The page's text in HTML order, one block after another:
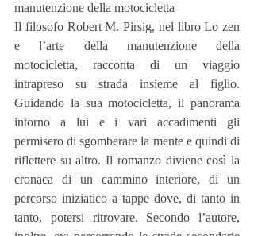
manutenzione della motocicletta
Il filosofo Robert M. Pirsig, nel libro Lo zen
e l’arte della manutenzione della
motocicletta, racconta di un viaggio
intrapreso su strada insieme al figlio.
Guidando la sua motocicletta, il panorama
intorno a lui e i vari accadimenti gli
permisero di sgomberare la mente e quindi di
riflettere su altro. Il romanzo diviene così la
cronaca di un cammino interiore, di un
percorso iniziatico a tappe dove, di tanto in
tanto, potersi ritrovare. Secondo l’autore,